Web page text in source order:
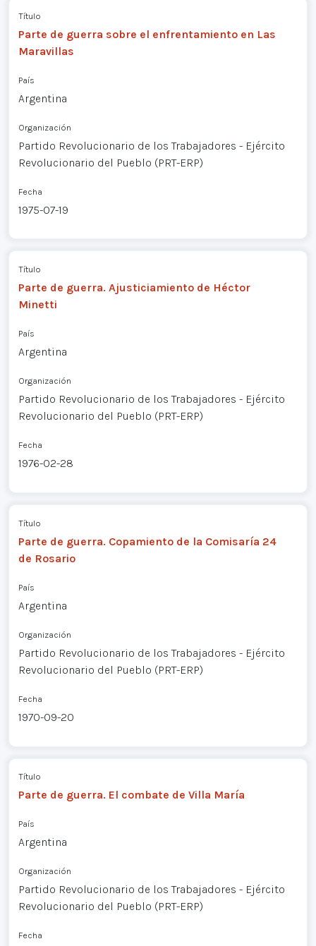
Título
Parte de guerra sobre el enfrentamiento en Las
Maravillas
País
Argentina
Organización
Partido Revolucionario de los Trabajadores - Ejército
Revolucionario del Pueblo (PRT-ERP)
Fecha
1975-07-19
Título
Parte de guerra. Ajusticiamiento de Héctor
Minetti
País
Argentina
Organización
Partido Revolucionario de los Trabajadores - Ejército
Revolucionario del Pueblo (PRT-ERP)
Fecha
1976-02-28
Título
Parte de guerra. Copamiento de la Comisaría 24
de Rosario
País
Argentina
Organización
Partido Revolucionario de los Trabajadores - Ejército
Revolucionario del Pueblo (PRT-ERP)
Fecha
1970-09-20
Título
Parte de guerra. El combate de Villa María
País
Argentina
Organización
Partido Revolucionario de los Trabajadores - Ejército
Revolucionario del Pueblo (PRT-ERP)
Fecha